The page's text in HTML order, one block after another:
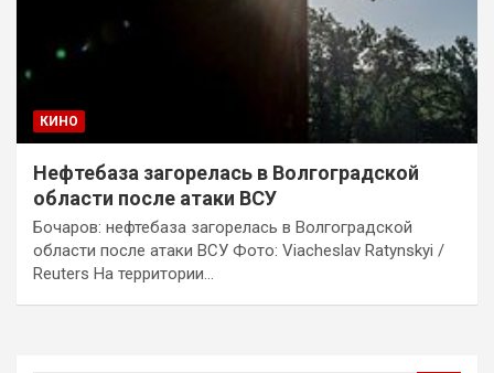
КИНО
Нефтебаза загорелась в Волгоградской
области после атаки ВСУ
Бочаров: нефтебаза загорелась в Волгоградской
области после атаки ВСУ Фото: Viacheslav Ratynskyi /
Reuters На территории…